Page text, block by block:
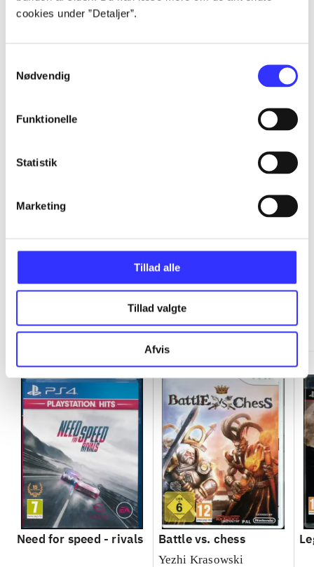
cookies under ”Detaljer”.
Nødvendig
Funktionelle
Statistik
Marketing
Tillad alle
Tillad valgte
Afvis
...
...
...
...
Need for speed - rivals Battle vs. chess
Yezhi Krasowski